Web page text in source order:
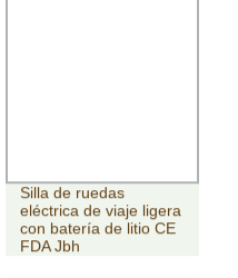
Silla de ruedas
eléctrica de viaje ligera
con batería de litio CE
FDA Jbh